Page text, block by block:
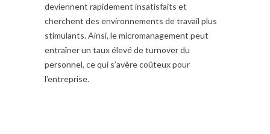
deviennent rapidement insatisfaits et
cherchent des environnements de travail plus
stimulants. Ainsi, le micromanagement peut
entraîner un taux élevé de turnover du
personnel, ce qui s’avère coûteux pour
l’entreprise.